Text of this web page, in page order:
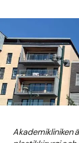
Akademikliniken